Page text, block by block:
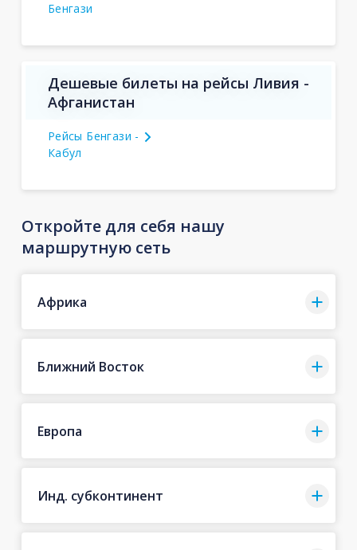
Бенгази
Дешевые билеты на рейсы Ливия -
Афганистан
Рейсы Бенгази -
Кабул
Откройте для себя нашу
маршрутную сеть
Африка
Ближний Восток
Европа
Инд. субконтинент